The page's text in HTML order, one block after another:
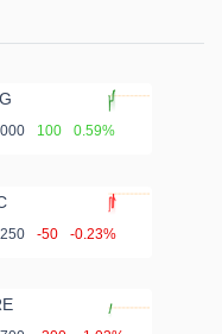
100 0.59%
-50 -0.23%